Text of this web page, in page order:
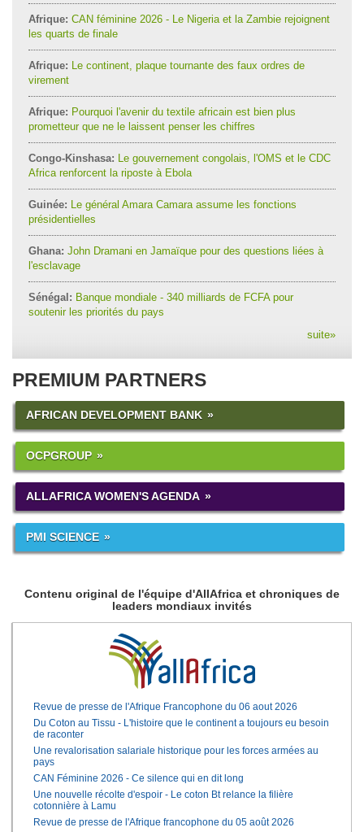
Afrique: CAN féminine 2026 - Le Nigeria et la Zambie rejoignent
les quarts de finale
Afrique: Le continent, plaque tournante des faux ordres de
virement
Afrique: Pourquoi l'avenir du textile africain est bien plus
prometteur que ne le laissent penser les chiffres
Congo-Kinshasa: Le gouvernement congolais, l'OMS et le CDC
Africa renforcent la riposte à Ebola
Guinée: Le général Amara Camara assume les fonctions
présidentielles
Ghana: John Dramani en Jamaïque pour des questions liées à
l'esclavage
Sénégal: Banque mondiale - 340 milliards de FCFA pour
soutenir les priorités du pays
suite»
PREMIUM PARTNERS
AFRICAN DEVELOPMENT BANK
OCPGROUP
ALLAFRICA WOMEN'S AGENDA
PMI SCIENCE
Contenu original de l'équipe d'AllAfrica et chroniques de
leaders mondiaux invités
Revue de presse de l'Afrique Francophone du 06 aout 2026
Du Coton au Tissu - L'histoire que le continent a toujours eu besoin
de raconter
Une revalorisation salariale historique pour les forces armées au
pays
CAN Féminine 2026 - Ce silence qui en dit long
Une nouvelle récolte d'espoir - Le coton Bt relance la filière
cotonnière à Lamu
Revue de presse de l'Afrique francophone du 05 août 2026